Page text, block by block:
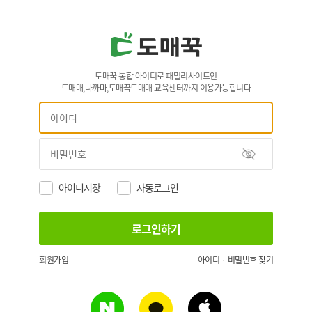
도매꾹 통합 아이디로 패밀리사이트인
도매매,나까마,도매꾹도매매 교육센터까지 이용가능합니다
아이디저장 자동로그인
회원가입 아이디 · 비밀번호 찾기